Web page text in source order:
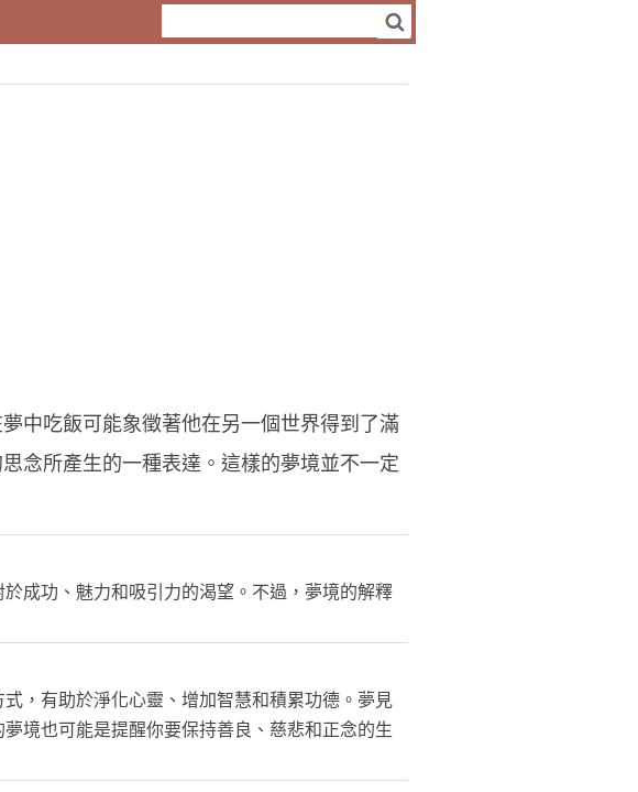
中吃飯可能象徵著他在另一個世界得到了滿
念所產生的一種表達。這樣的夢境並不一定
成功、魅力和吸引力的渴望。不過，夢境的解釋
，有助於淨化心靈、增加智慧和積累功德。夢見
境也可能是提醒你要保持善良、慈悲和正念的生